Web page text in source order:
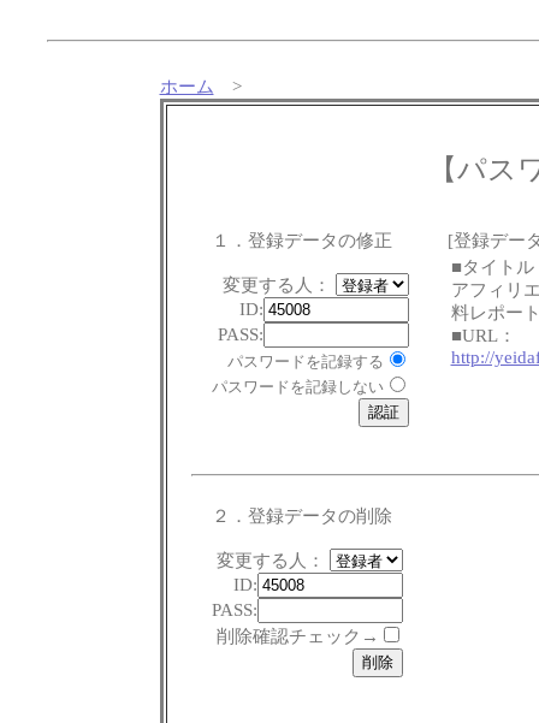
ホーム >
【パス
１．登録データの修正
変更する人：
ID:
PASS:
パスワードを記録する
パスワードを記録しない
[登録デー
■タイトル
アフィリ
料レポー
■URL：
http://
２．登録データの削除
変更する人：
ID:
PASS:
削除確認チェック→